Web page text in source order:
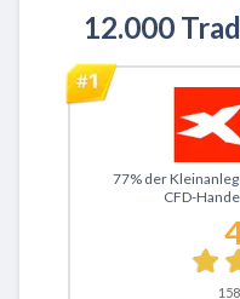
12.000
Zu XTB
77% der
CFD-
158